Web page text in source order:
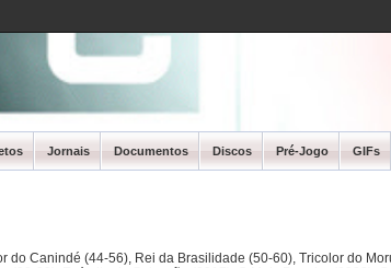
Jornais Documentos Discos Pré-Jogo GIFs
Canindé (44-56), Rei da Brasilidade (50-60), Tricolor do